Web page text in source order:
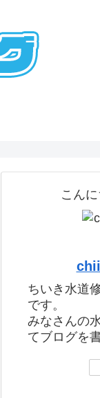
こん
ちいき水道
です。
みなさんの
てブログを